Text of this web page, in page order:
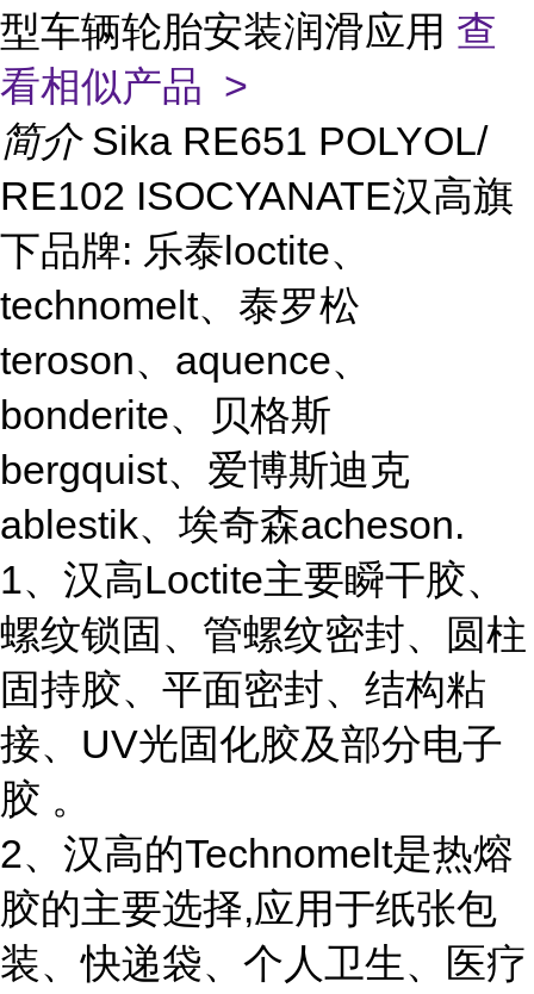
型车辆轮胎安装润滑应用 查
看相似产品 >
简介 Sika RE651 POLYOL/
RE102 ISOCYANATE汉高旗
下品牌: 乐泰loctite、
technomelt、泰罗松
teroson、aquence、
bonderite、贝格斯
bergquist、爱博斯迪克
ablestik、埃奇森acheson.
1、汉高Loctite主要瞬干胶、
螺纹锁固、管螺纹密封、圆柱
固持胶、平面密封、结构粘
接、UV光固化胶及部分电子
胶 。
2、汉高的Technomelt是热熔
胶的主要选择,应用于纸张包
装、快递袋、个人卫生、医疗